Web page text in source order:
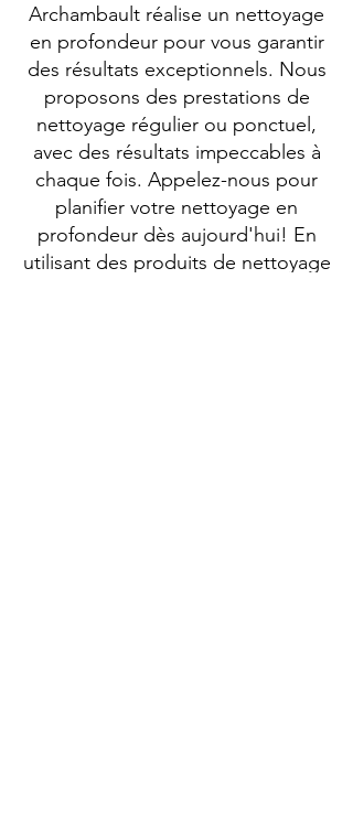
Archambault réalise un nettoyage
en profondeur pour vous garantir
des résultats exceptionnels. Nous
proposons des prestations de
nettoyage régulier ou ponctuel,
avec des résultats impeccables à
chaque fois. Appelez-nous pour
planifier votre nettoyage en
profondeur dès aujourd'hui! En
utilisant des produits de nettoyage